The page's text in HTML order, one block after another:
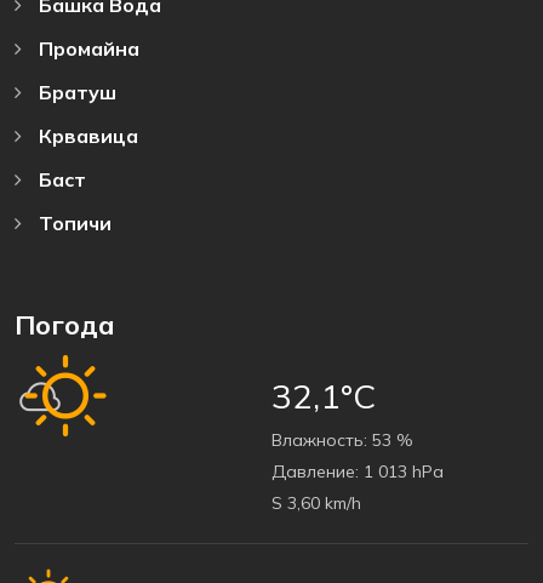
Промайна
Братуш
Крвавица
Баст
Топичи
Погода
32,1°C
Bлажность: 53 %
Давление: 1 013 hPa
S 3,60 km/h